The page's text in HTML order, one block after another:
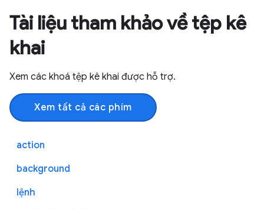
Tài liệu tham khảo về tệp kê
khai
Xem các khoá tệp kê khai được hỗ trợ.
Xem tất cả các phím
action
background
lệnh